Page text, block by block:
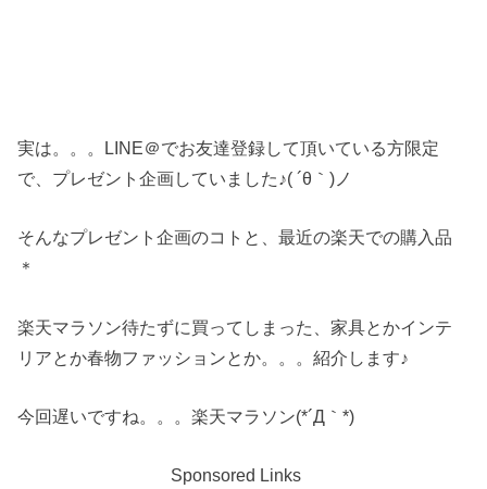
実は。。。LINE＠でお友達登録して頂いている方限定
で、プレゼント企画していました♪( ´θ｀)ノ
そんなプレゼント企画のコトと、最近の楽天での購入品
＊
楽天マラソン待たずに買ってしまった、家具とかインテ
リアとか春物ファッションとか。。。紹介します♪
今回遅いですね。。。楽天マラソン(*´Д｀*)
Sponsored Links